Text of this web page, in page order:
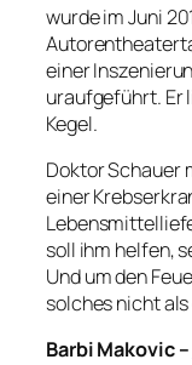
wurde im Juni
einer
uraufgeführt. Er
Kegel.
Doktor Schauer
einer
soll ihm helfen,
Und um den
solches nicht
Barbi Makovic –